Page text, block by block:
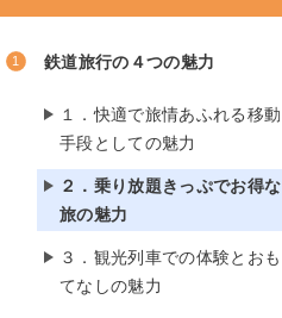
鉄道旅行の４つの魅力
１．快適で旅情あふれる移動
手段としての魅力
２．乗り放題きっぷでお得な
旅の魅力
３．観光列車での体験とおも
てなしの魅力